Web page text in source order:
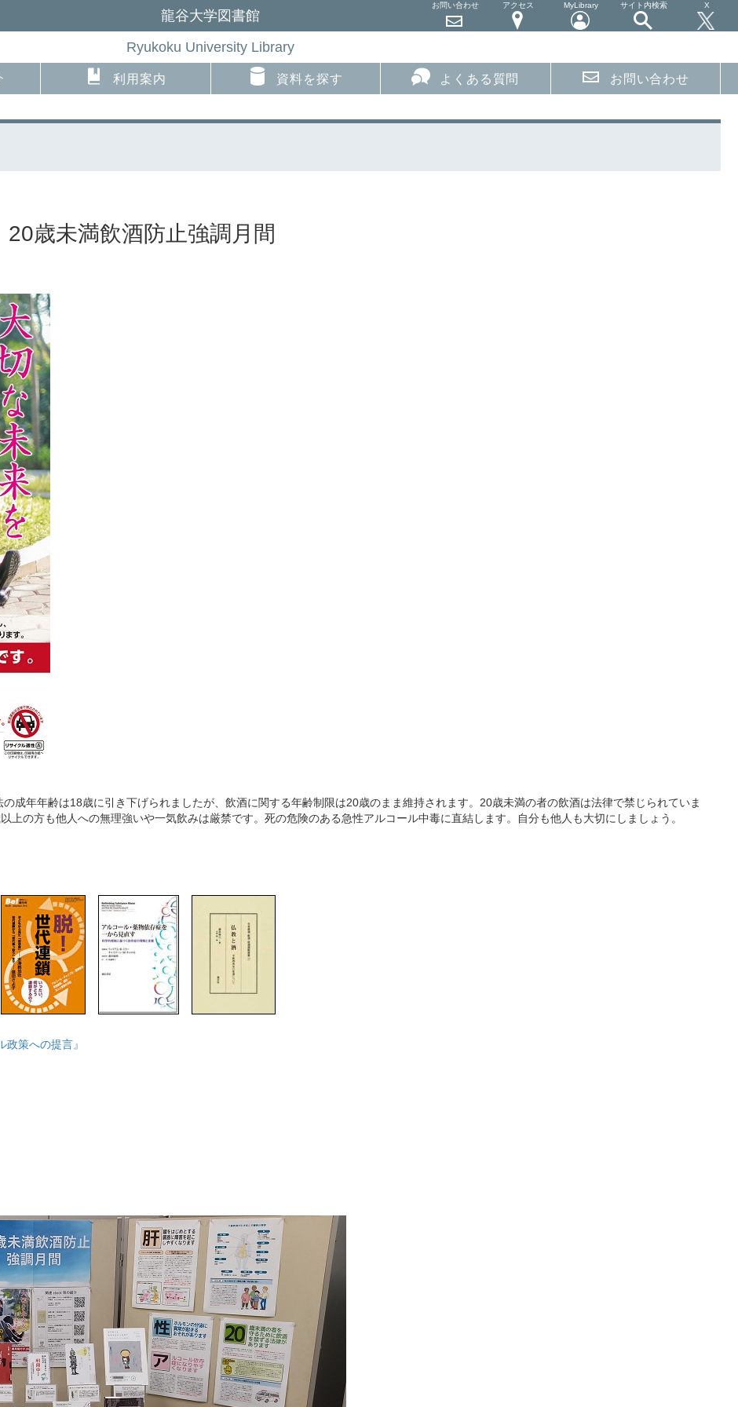
龍谷大学図書館
Ryukoku University Library
お問い合わせ アクセス MyLibrary サイト内検索 X
利用案内 資料を探す よくある質問 お問い合わせ
20歳未満飲酒防止強調月間
成年年齢は18歳に引き下げられましたが、飲酒に関する年齢制限は20歳のまま維持されます。20歳未満の者の飲酒は法律で禁じられていま
上の方も他人への無理強いや一気飲みは厳禁です。死の危険のある急性アルコール中毒に直結します。自分も他人も大切にしましょう。
策への提言』